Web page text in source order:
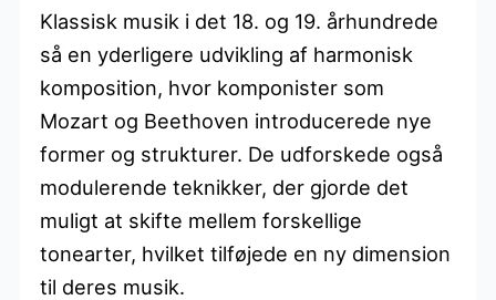
Klassisk musik i det 18. og 19. århundrede
så en yderligere udvikling af harmonisk
komposition, hvor komponister som
Mozart og Beethoven introducerede nye
former og strukturer. De udforskede også
modulerende teknikker, der gjorde det
muligt at skifte mellem forskellige
tonearter, hvilket tilføjede en ny dimension
til deres musik.